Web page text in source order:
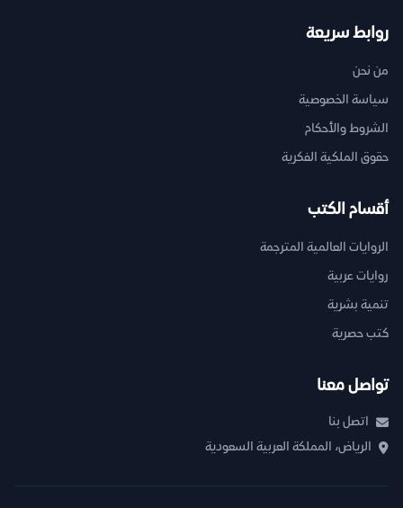
روابط سريعة
من نحن
سياسة الخصوصية
الشروط والأحكام
حقوق الملكية الفكرية
أقسام الكتب
الروايات العالمية المترجمة
روايات عربية
تنمية بشرية
كتب حصرية
تواصل معنا
اتصل بنا
الرياض، المملكة العربية السعودية